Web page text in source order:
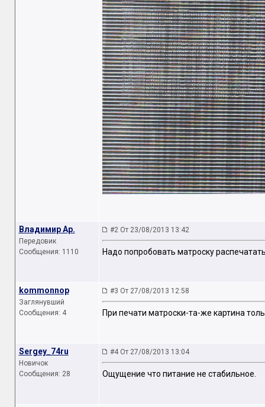
Владимир Ар.
Передовик
Сообщения: 1110
#2 От 23/08/2013 13:42
Надо попробовать матроску
kommonnop
Заглянувший
Сообщения: 4
#3 От 27/08/2013 12:58
При печати матроски-та-же картина
Sergey_74ru
Новичок
Сообщения: 28
#4 От 27/08/2013 13:04
Ощущение что питание не стабильное.